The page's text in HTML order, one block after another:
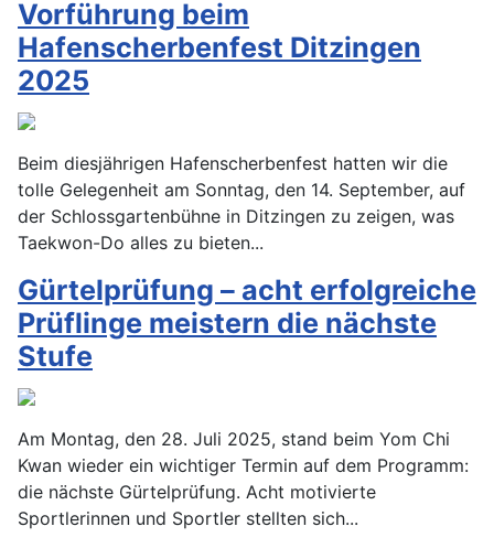
Vorführung beim
Hafenscherbenfest Ditzingen
2025
Beim diesjährigen Hafenscherbenfest hatten wir die
tolle Gelegenheit am Sonntag, den 14. September, auf
der Schlossgartenbühne in Ditzingen zu zeigen, was
Taekwon-Do alles zu bieten...
Gürtelprüfung – acht erfolgreiche
Prüflinge meistern die nächste
Stufe
Am Montag, den 28. Juli 2025, stand beim Yom Chi
Kwan wieder ein wichtiger Termin auf dem Programm:
die nächste Gürtelprüfung. Acht motivierte
Sportlerinnen und Sportler stellten sich...